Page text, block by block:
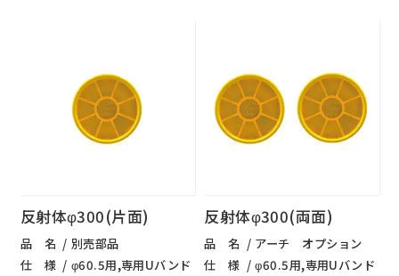
反射体φ300(片面)
品 名
別売部品
仕 様
φ60.5用,専用Uバンド
反射体φ300(両面)
品 名
アーチ オプション
仕 様
φ60.5用,専用Uバンド